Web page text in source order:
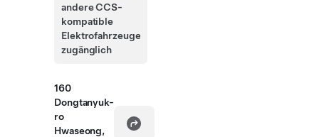
andere CCS-
kompatible
Elektrofahrzeuge
zugänglich
160
Dongtanyuk-
ro
Hwaseong,